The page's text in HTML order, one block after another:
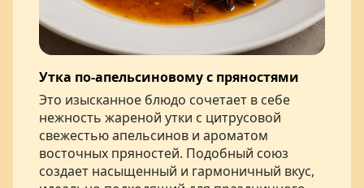
Утка по-апельсиновому с пряностями
Это изысканное блюдо сочетает в себе
нежность жареной утки с цитрусовой
свежестью апельсинов и ароматом
восточных пряностей. Подобный союз
создает насыщенный и гармоничный вкус,